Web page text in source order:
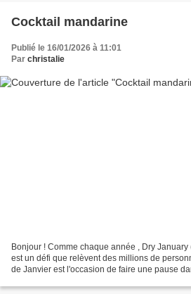
Cocktail mandarine
Publié le 16/01/2026 à 11:01
Par christalie
Bonjour ! Comme chaque année , Dry
est un défi que relèvent des millions de
de Janvier est l'occasion de faire une pause